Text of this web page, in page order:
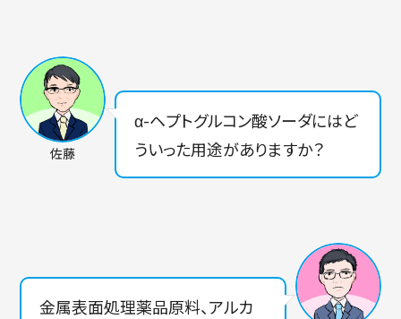
佐藤
α-ヘプトグルコン酸ソーダにはど
ういった用途がありますか？
金属表面処理薬品原料、アルカ